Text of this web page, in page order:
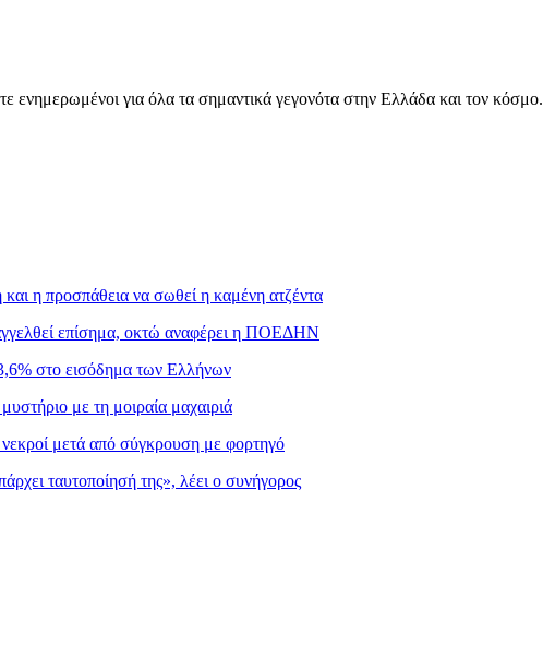
ενημερωμένοι για όλα τα σημαντικά γεγονότα στην Ελλάδα και τον κόσμο.
η προσπάθεια να σωθεί η καμένη ατζέντα
επίσημα, οκτώ αναφέρει η ΠΟΕΔΗΝ
στο εισόδημα των Ελλήνων
με τη μοιραία μαχαιριά
μετά από σύγκρουση με φορτηγό
ταυτοποίησή της», λέει ο συνήγορος